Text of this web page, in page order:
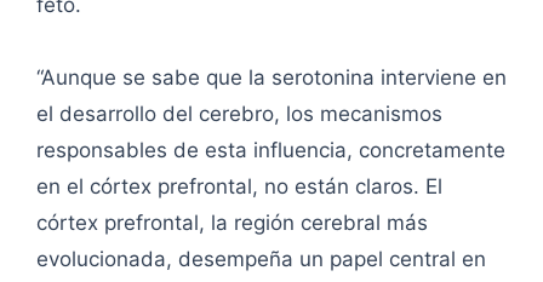
feto.
“Aunque se sabe que la serotonina interviene en
el desarrollo del cerebro, los mecanismos
responsables de esta influencia, concretamente
en el córtex prefrontal, no están claros. El
córtex prefrontal, la región cerebral más
evolucionada, desempeña un papel central en